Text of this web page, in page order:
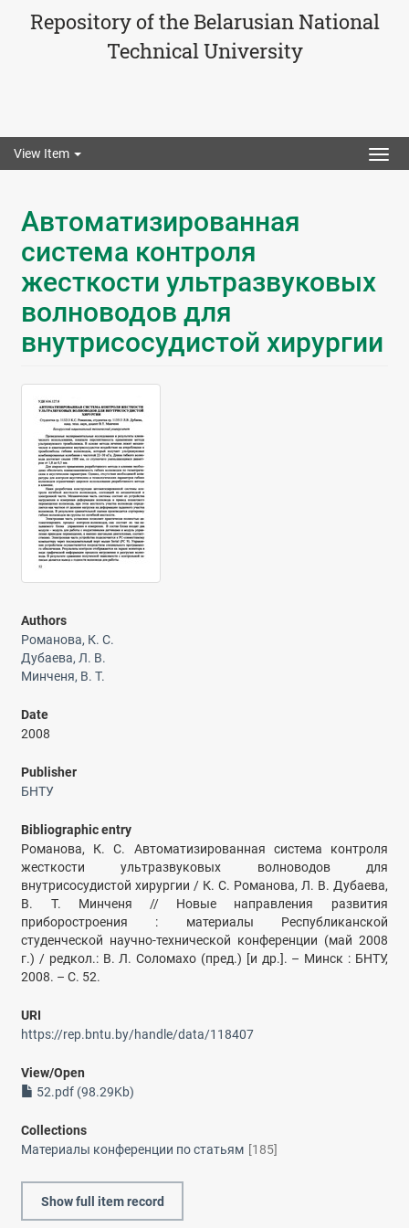
Repository of the Belarusian National
Technical University
View Item
Автоматизированная
система контроля
жесткости ультразвуковых
волноводов для
внутрисосудистой хирургии
Authors
Романова, К. С.
Дубаева, Л. В.
Минченя, В. Т.
Date
2008
Publisher
БНТУ
Bibliographic entry
Романова, К. С. Автоматизированная система контроля
жесткости ультразвуковых волноводов для
внутрисосудистой хирургии / К. С. Романова, Л. В. Дубаева,
В. Т. Минченя // Новые направления развития
приборостроения : материалы Республиканской
студенческой научно-технической конференции (май 2008
г.) / редкол.: В. Л. Соломахо (пред.) [и др.]. – Минск : БНТУ,
2008. – С. 52.
URI
https://rep.bntu.by/handle/data/118407
View/Open
52.pdf (98.29Kb)
Collections
Материалы конференции по статьям [185]
Show full item record